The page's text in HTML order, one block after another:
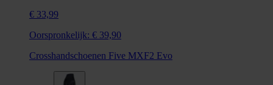
€ 33,99
Oorspronkelijk: € 39,90
Crosshandschoenen Five MXF2 Evo